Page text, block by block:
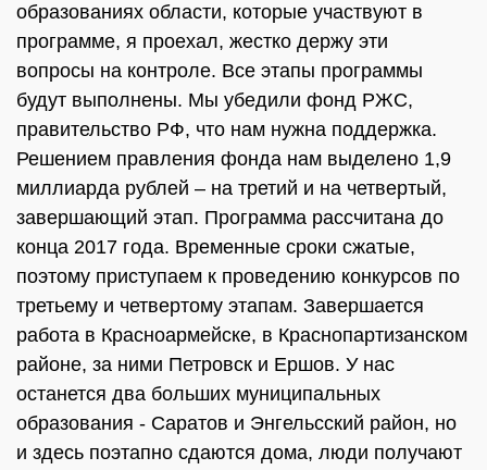
образованиях области, которые участвуют в
программе, я проехал, жестко держу эти
вопросы на контроле. Все этапы программы
будут выполнены. Мы убедили фонд РЖС,
правительство РФ, что нам нужна поддержка.
Решением правления фонда нам выделено 1,9
миллиарда рублей – на третий и на четвертый,
завершающий этап. Программа рассчитана до
конца 2017 года. Временные сроки сжатые,
поэтому приступаем к проведению конкурсов по
третьему и четвертому этапам. Завершается
работа в Красноармейске, в Краснопартизанском
районе, за ними Петровск и Ершов. У нас
останется два больших муниципальных
образования - Саратов и Энгельсский район, но
и здесь поэтапно сдаются дома, люди получают